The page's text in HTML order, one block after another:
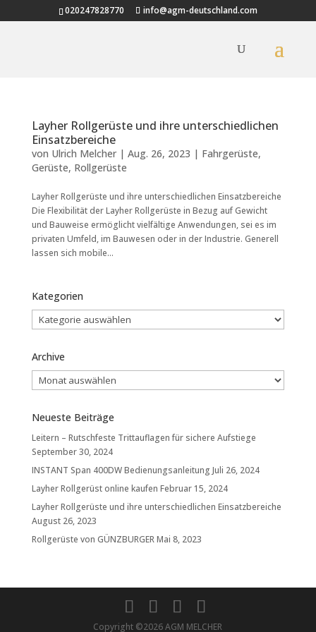
020247828770 info@agm-deutschland.com
Layher Rollgerüste und ihre unterschiedlichen
Einsatzbereiche
von Ulrich Melcher| Aug. 26, 2023 | Fahrgerüste,
Gerüste, Rollgerüste
Layher Rollgerüste und ihre unterschiedlichen Einsatzbereiche
Die Flexibilität der Layher Rollgerüste in Bezug auf Gewicht
und Bauweise ermöglicht vielfältige Anwendungen, sei es im
privaten Umfeld, im Bauwesen oder in der Industrie. Generell
lassen sich mobile...
Kategorien
Kategorien
Archive
Archive
Neueste Beiträge
Leitern – Rutschfeste Trittauflagen für sichere Aufstiege
September 30, 2024
INSTANT Span 400DW Bedienungsanleitung Juli 26, 2024
Layher Rollgerüst online kaufen Februar 15, 2024
Layher Rollgerüste und ihre unterschiedlichen Einsatzbereiche
August 26, 2023
Rollgerüste von GÜNZBURGERMai 8, 2023
Copyright ©2026 AGM MELCHER